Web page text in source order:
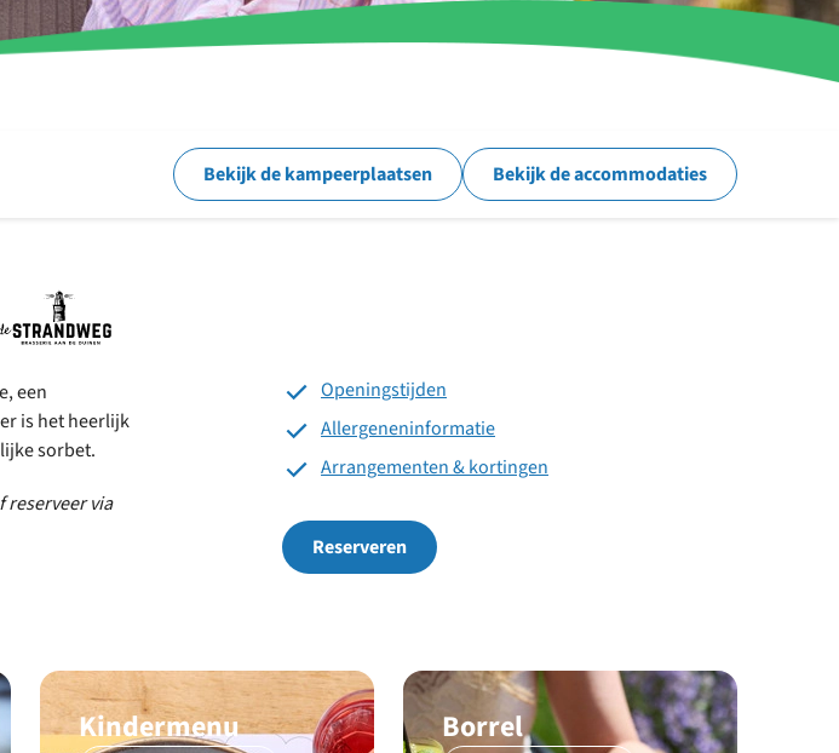
Bekijk de kampeerplaatsen Bekijk de accommodaties
een
is het heerlijk
sorbet.
reserveervia
Openingstijden
Allergeneninformatie
Arrangementen & kortingen
Reserveren
Kindermenu Borrel